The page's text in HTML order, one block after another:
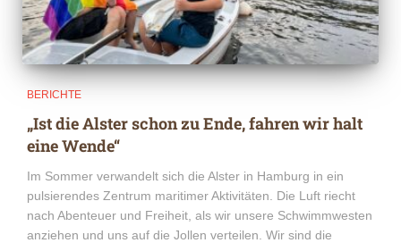
BERICHTE
„Ist die Alster schon zu Ende, fahren wir halt
eine Wende“
Im Sommer verwandelt sich die Alster in Hamburg in ein
pulsierendes Zentrum maritimer Aktivitäten. Die Luft riecht
nach Abenteuer und Freiheit, als wir unsere Schwimmwesten
anziehen und uns auf die Jollen verteilen. Wir sind die